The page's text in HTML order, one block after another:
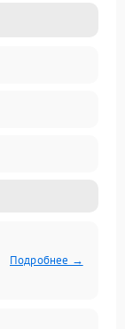
Подробнее →